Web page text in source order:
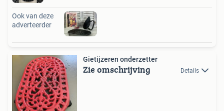
Ook van deze
adverteerder
Gietijzeren onderzetter
Zie omschrijving Details